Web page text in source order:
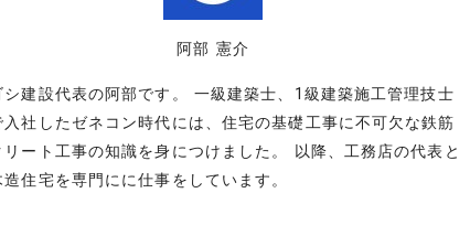
阿部 憲介
シ建設代表の阿部です。 一級建築士、1級建築施工管理技士
入社したゼネコン時代には、住宅の基礎工事に不可欠な鉄筋
リート工事の知識を身につけました。 以降、工務店の代表と
造住宅を専門にに仕事をしています。